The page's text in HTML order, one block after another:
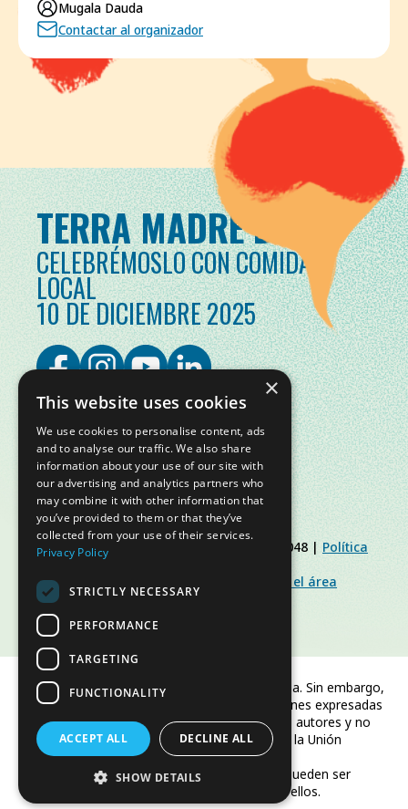
Mugala Dauda
Contactar al organizador
TERRA MADRE DAY
CELEBRÉMOSLO CON COMIDA
LOCAL
10 DE DICIEMBRE 2025
© Slow Food Foundation | C.F. 91019770048 | Política
de Privacidad
Slow Food Foundation
Directrices para el área
restringida
Financiado por la Unión Europea. Sin embargo,
los puntos de vista y las opiniones expresadas
son únicamente los del autor o autores y no
reflejan necesariamente los de la Unión
Europea o CINEA.
Ni la Unión Europea ni CINEA pueden ser
consideradas responsables de ellos.
×
This website uses cookies
We use cookies to personalise content, ads
and to analyse our traffic. We also share
information about your use of our site with
our advertising and analytics partners who
may combine it with other information that
you’ve provided to them or that they’ve
collected from your use of their services.
Privacy Policy
STRICTLY NECESSARY
PERFORMANCE
TARGETING
FUNCTIONALITY
ACCEPT ALL DECLINE ALL
SHOW DETAILS